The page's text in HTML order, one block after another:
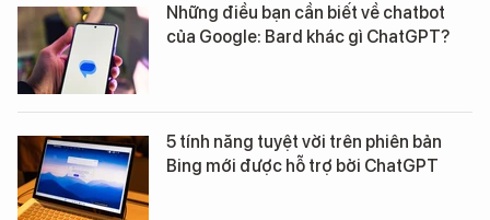
Những điều bạn cần biết về chatbot
của Google: Bard khác gì ChatGPT?
5 tính năng tuyệt vời trên phiên bản
Bing mới được hỗ trợ bởi ChatGPT